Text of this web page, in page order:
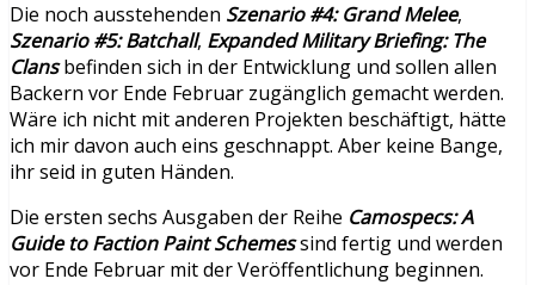
Die noch ausstehenden Szenario #4: Grand Melee,
Szenario #5: Batchall, Expanded Military Briefing: The
Clansbefinden sich in der Entwicklung und sollen allen
Backern vor Ende Februar zugänglich gemacht werden.
Wäre ich nicht mit anderen Projekten beschäftigt, hätte
ich mir davon auch eins geschnappt. Aber keine Bange,
ihr seid in guten Händen.
Die ersten sechs Ausgaben der Reihe Camospecs: A
Guide to Faction Paint Schemessind fertig und werden
vor Ende Februar mit der Veröffentlichung beginnen.